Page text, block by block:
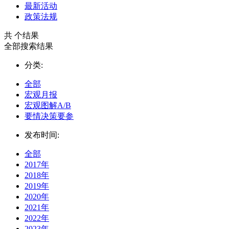
最新活动
政策法规
共 个结果
全部搜索结果
分类:
全部
宏观月报
宏观图解A/B
要情决策要参
发布时间:
全部
2017年
2018年
2019年
2020年
2021年
2022年